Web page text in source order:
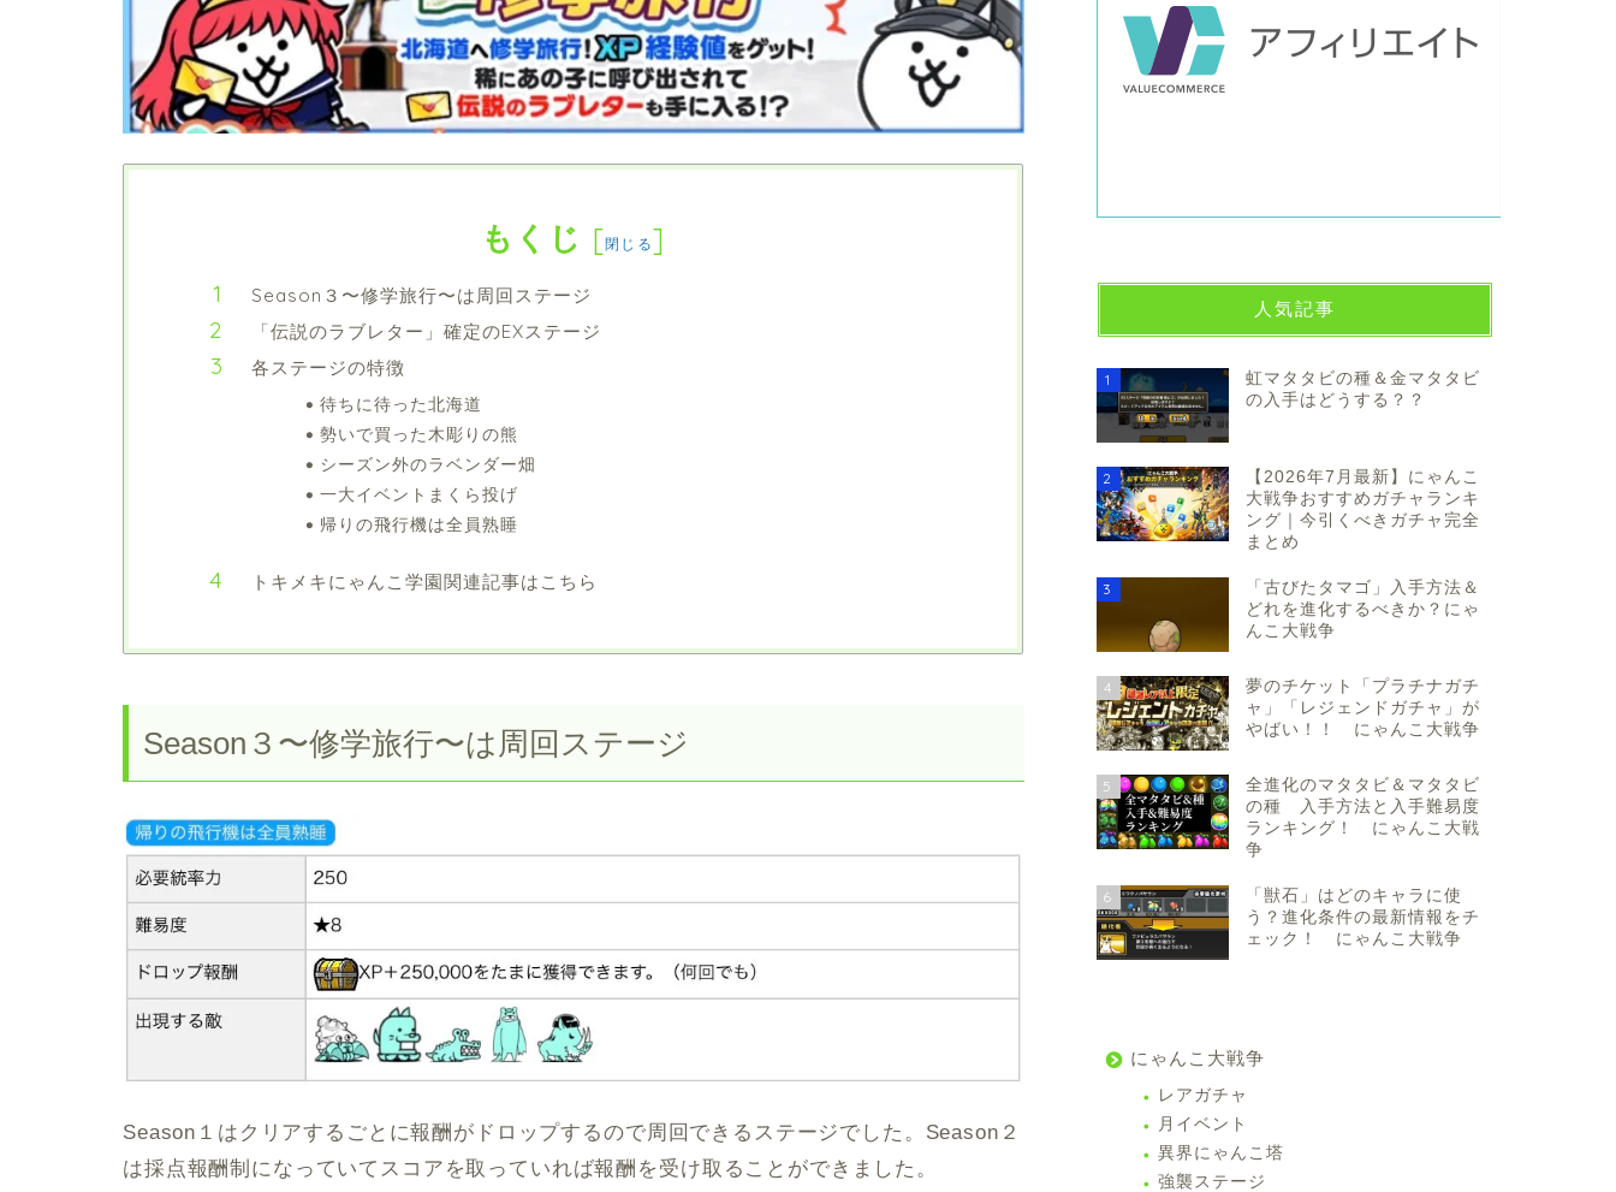
もくじ [閉じる]
Season３〜修学旅行〜は周回ステージ
「伝説のラブレター」確定のEXステージ
各ステージの特徴
待ちに待った北海道
勢いで買った木彫りの熊
シーズン外のラベンダー畑
一大イベントまくら投げ
帰りの飛行機は全員熟睡
トキメキにゃんこ学園関連記事はこちら
Season３〜修学旅行〜は周回ステージ
Season１はクリアするごとに報酬がドロップするので周回できるステージでした。Season２
は採点報酬制になっていてスコアを取っていれば報酬を受け取ることができました。
人気記事
1
虹マタタビの種＆金マタタビ
の入手はどうする？？
2
【2026年7月最新】にゃんこ
大戦争おすすめガチャランキ
ング｜今引くべきガチャ完全
まとめ
3
「古びたタマゴ」入手方法＆
どれを進化するべきか？にゃ
んこ大戦争
4
夢のチケット「プラチナガチ
ャ」「レジェンドガチャ」が
やばい！！ にゃんこ大戦争
5
全進化のマタタビ＆マタタビ
の種 入手方法と入手難易度
ランキング！ にゃんこ大戦
争
6
「獣石」はどのキャラに使
う？進化条件の最新情報をチ
ェック！ にゃんこ大戦争
にゃんこ大戦争
レアガチャ
月イベント
異界にゃんこ塔
強襲ステージ